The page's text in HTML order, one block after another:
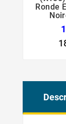

Ronde